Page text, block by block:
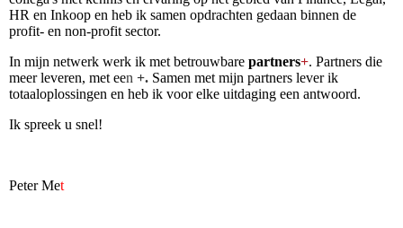
HR en Inkoop en heb ik samen opdrachten gedaan binnen de
profit- en non-profit sector.
In mijn netwerk werk ik met betrouwbare partners+. Partners die
meer leveren, met een +. Samen met mijn partners lever ik
totaaloplossingen en heb ik voor elke uitdaging een antwoord.
Ik spreek u snel!
Peter Met